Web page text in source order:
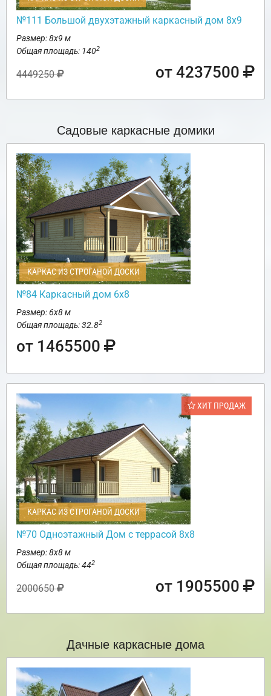
№111 Большой двухэтажный каркасный дом 8х9
Размер: 8х9 м
Общая площадь: 1402
4449250 от 4237500
Садовые каркасные домики
КАРКАС ИЗ СТРОГАНОЙ ДОСКИ
№84 Каркасный дом 6х8
Размер: 6х8 м
Общая площадь: 32.82
от 1465500
ХИТ ПРОДАЖ
КАРКАС ИЗ СТРОГАНОЙ ДОСКИ
№70 Одноэтажный Дом с террасой 8х8
Размер: 8х8 м
Общая площадь: 442
2000650 от 1905500
Дачные каркасные дома